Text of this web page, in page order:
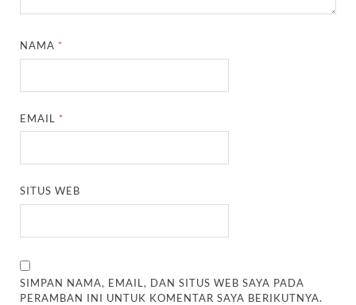
NAMA *
EMAIL *
SITUS WEB
SIMPAN NAMA, EMAIL, DAN SITUS WEB SAYA PADA
PERAMBAN INI UNTUK KOMENTAR SAYA BERIKUTNYA.